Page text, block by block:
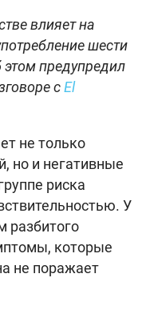
влияет на
шести
этом предупредил
сEl
не только
но и негативные
риска
У
разбитого
которые
не поражает